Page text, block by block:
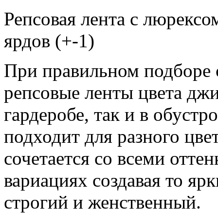
Репсовая лента с
ярдов (+-1)
При правильном подборе
репсовые ленты цвета
гардеробе, так и в
подходит для разного
сочетается со всеми
вариациях создавая то
строгий и женственный.